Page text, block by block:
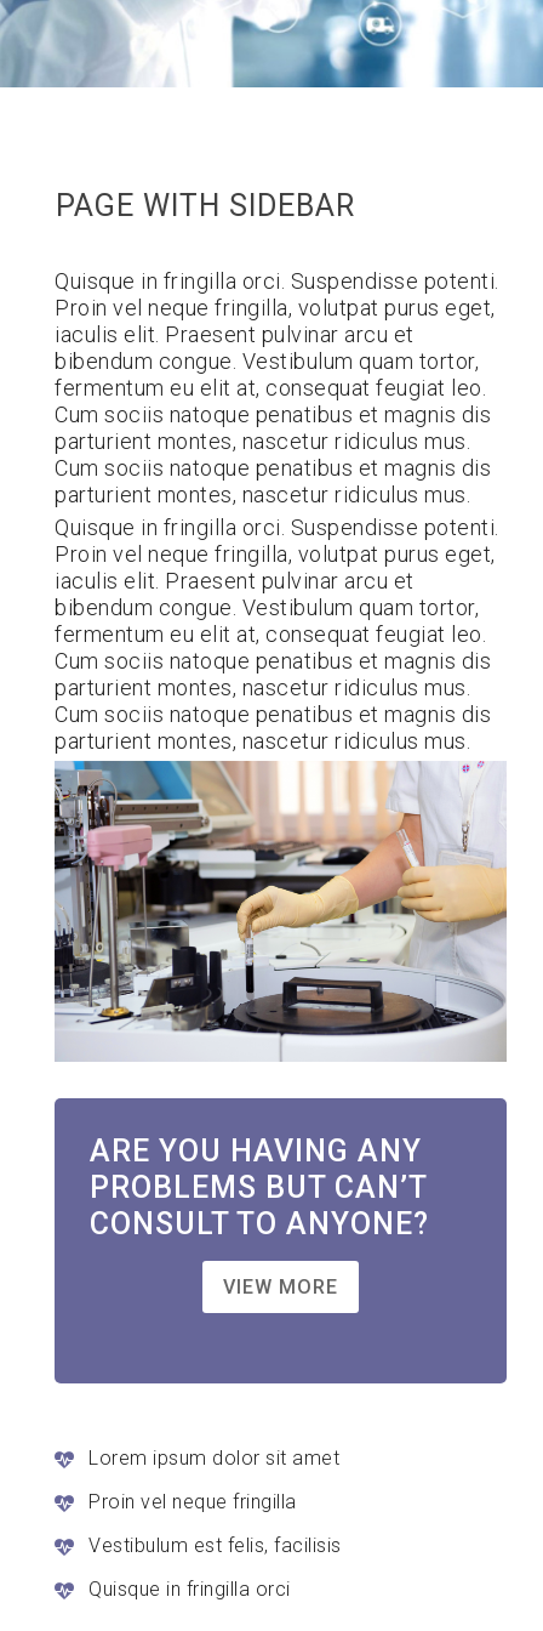
PAGE WITH SIDEBAR
Quisque in fringilla orci. Suspendisse potenti.
Proin vel neque fringilla, volutpat purus eget,
iaculis elit. Praesent pulvinar arcu et
bibendum congue. Vestibulum quam tortor,
fermentum eu elit at, consequat feugiat leo.
Cum sociis natoque penatibus et magnis dis
parturient montes, nascetur ridiculus mus.
Cum sociis natoque penatibus et magnis dis
parturient montes, nascetur ridiculus mus.
Quisque in fringilla orci. Suspendisse potenti.
Proin vel neque fringilla, volutpat purus eget,
iaculis elit. Praesent pulvinar arcu et
bibendum congue. Vestibulum quam tortor,
fermentum eu elit at, consequat feugiat leo.
Cum sociis natoque penatibus et magnis dis
parturient montes, nascetur ridiculus mus.
Cum sociis natoque penatibus et magnis dis
parturient montes, nascetur ridiculus mus.
ARE YOU HAVING ANY
PROBLEMS BUT CAN’T
CONSULT TO ANYONE?
VIEW MORE
Lorem ipsum dolor sit amet
Proin vel neque fringilla
Vestibulum est felis, facilisis
Quisque in fringilla orci